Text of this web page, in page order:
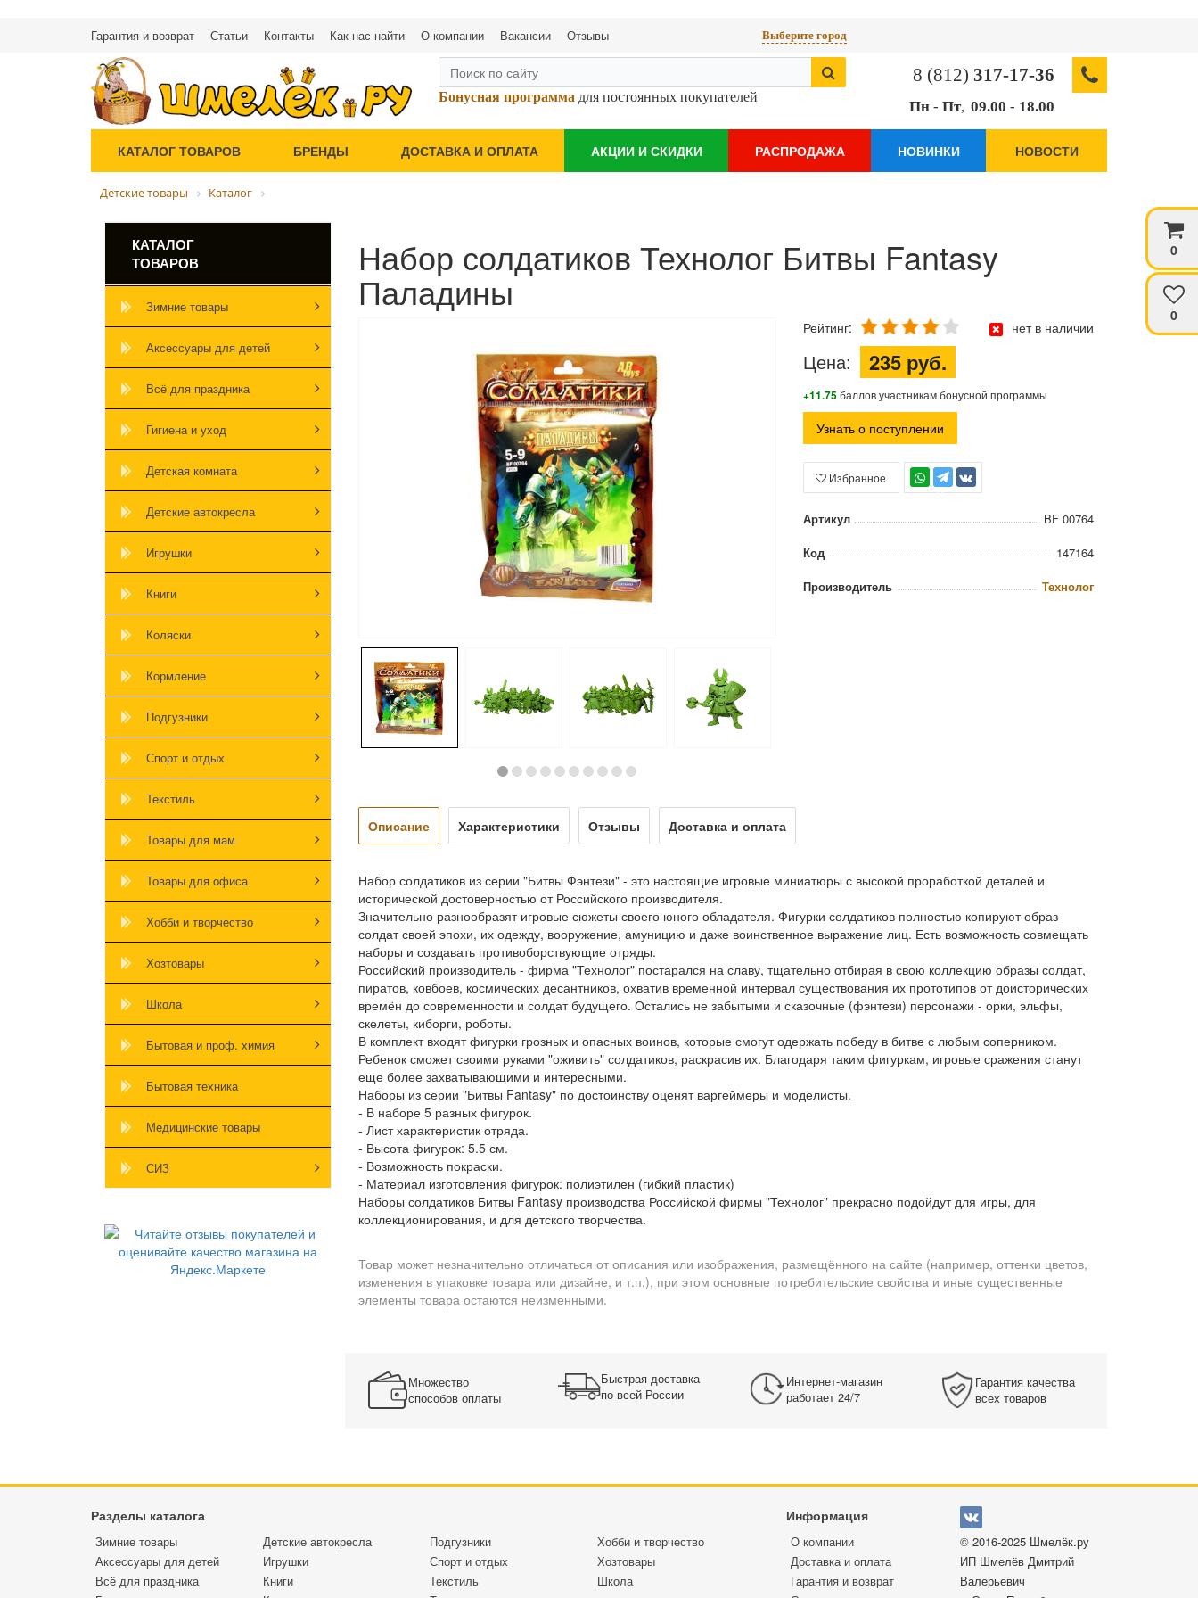
Гарантия и возврат Статьи Контакты Как нас найти О компании Вакансии Отзывы
0
0
Выберите город
Бонусная программа для постоянных покупателей
8 (812) 317-17-36
Пн - Пт, 09.00 - 18.00
КАТАЛОГ ТОВАРОВ БРЕНДЫ ДОСТАВКА И ОПЛАТА АКЦИИ И СКИДКИ РАСПРОДАЖА НОВИНКИ НОВОСТИ
Детские товары Каталог
КАТАЛОГ
ТОВАРОВ
Зимние товары
Аксессуары для детей
Всё для праздника
Гигиена и уход
Детская комната
Детские автокресла
Игрушки
Книги
Коляски
Кормление
Подгузники
Спорт и отдых
Текстиль
Товары для мам
Товары для офиса
Хобби и творчество
Хозтовары
Школа
Бытовая и проф. химия
Бытовая техника
Медицинские товары
СИЗ
Набор солдатиков Технолог Битвы Fantasy
Паладины
Рейтинг: нет в наличии
Цена: 235 руб.
+11.75баллов участникам бонусной программы
Узнать о поступлении
TG
Избранное
Артикул
BF 00764
Код
147164
Производитель
Технолог
Описание Характеристики Отзывы Доставка и оплата
Набор солдатиков из серии "Битвы Фэнтези" - это настоящие игровые миниатюры с высокой проработкой деталей и
исторической достоверностью от Российского производителя.
Значительно разнообразят игровые сюжеты своего юного обладателя. Фигурки солдатиков полностью копируют образ
солдат своей эпохи, их одежду, вооружение, амуницию и даже воинственное выражение лиц. Есть возможность совмещать
наборы и создавать противоборствующие отряды.
Российский производитель - фирма "Технолог" постарался на славу, тщательно отбирая в свою коллекцию образы солдат,
пиратов, ковбоев, космических десантников, охватив временной интервал существования их прототипов от доисторических
времён до современности и солдат будущего. Остались не забытыми и сказочные (фэнтези) персонажи - орки, эльфы,
скелеты, киборги, роботы.
В комплект входят фигурки грозных и опасных воинов, которые смогут одержать победу в битве с любым соперником.
Ребенок сможет своими руками "оживить" солдатиков, раскрасив их. Благодаря таким фигуркам, игровые сражения станут
еще более захватывающими и интересными.
Наборы из серии "Битвы Fantasy" по достоинству оценят варгеймеры и моделисты.
- В наборе 5 разных фигурок.
- Лист характеристик отряда.
- Высота фигурок: 5.5 см.
- Возможность покраски.
- Материал изготовления фигурок: полиэтилен (гибкий пластик)
Наборы солдатиков Битвы Fantasy производства Российской фирмы "Технолог" прекрасно подойдут для игры, для
коллекционирования, и для детского творчества.
Товар может незначительно отличаться от описания или изображения, размещённого на сайте (например, оттенки цветов,
изменения в упаковке товара или дизайне, и т.п.), при этом основные потребительские свойства и иные существенные
элементы товара остаются неизменными.
Множество
способов оплаты
Быстрая доставка
по всей России
Интернет-магазин
работает 24/7
Гарантия качества
всех товаров
Разделы каталога Информация
Зимние товары
Аксессуары для детей
Всё для праздника
Детские автокресла
Игрушки
Книги
Подгузники
Спорт и отдых
Текстиль
Хобби и творчество
Хозтовары
Школа
О компании
Доставка и оплата
Гарантия и возврат
© 2016-2025 Шмелёк.ру
ИП Шмелёв Дмитрий
Валерьевич